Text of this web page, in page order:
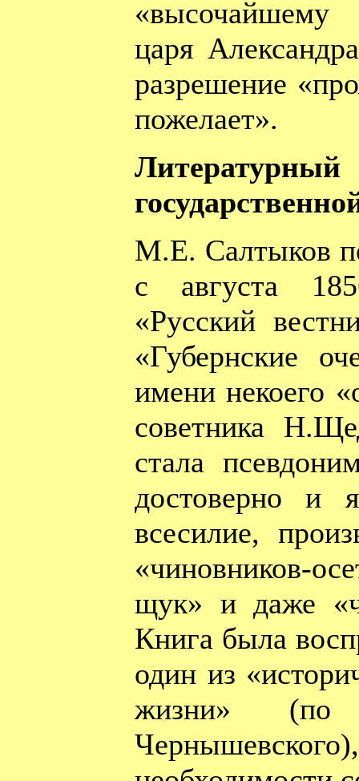
царя
разрешение
пожелает».
М.Е. Салтыков
с августа
«Русский
«Губернские
имени некоего
советника
стала
достоверно и
всесилие,
«чиновников-
щук» и даже
Книга была
один из
жизни» (по